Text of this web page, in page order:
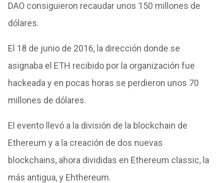
DAO consiguieron recaudar unos 150 millones de
dólares.
El 18 de junio de 2016, la dirección donde se
asignaba el ETH recibido por la organización fue
hackeada y en pocas horas se perdieron unos 70
millones de dólares.
El evento llevó a la división de la blockchain de
Ethereum y a la creación de dos nuevas
blockchains, ahora divididas en Ethereum classic, la
más antigua, y Ehthereum.